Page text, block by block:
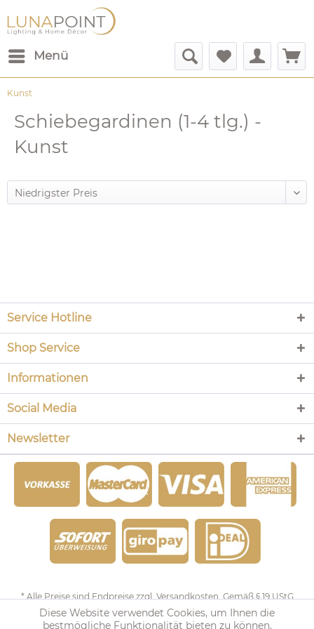
Menü
Kunst
Schiebegardinen (1-4 tlg.) -
Kunst
Service Hotline
Shop Service
Informationen
Social Media
Newsletter
* Alle Preise sind Endpreise zzgl. Versandkosten . Gemäß § 19 UStG
wird keine Umsatzsteuer berechnet.
Diese Website verwendet Cookies, um Ihnen die
bestmögliche Funktionalität bieten zu können.